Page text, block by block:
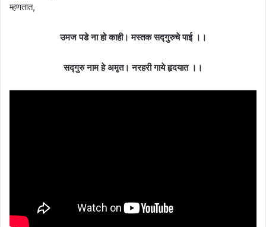
म्हणतात,
उमज पडे ना हो काही। मस्तक सद्गुरुचे पाई ।।
सद्गुरु नाम हे अमृत। नरहरी गाये हृदयात ।।